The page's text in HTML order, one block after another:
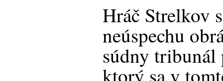
Hráč Strelkov
neúspechu
súdny tribunál
ktorý sa v